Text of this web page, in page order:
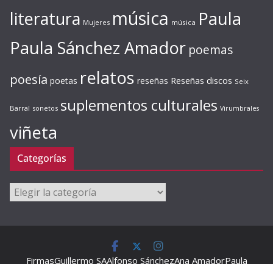
literatura Mujeres música música Paula
Paula Sánchez Amador poemas
poesía poetas relatos reseñas Reseñas discos Seix
Barral sonetos suplementos culturales Virumbrales
viñeta
Categorías
Categorías
FirmasGuillermo SAAlfonso SánchezAna AmadorPaula